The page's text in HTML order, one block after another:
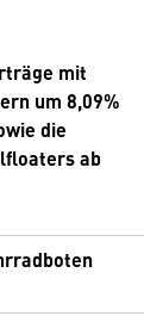
mit
um 8,09%
die
ab